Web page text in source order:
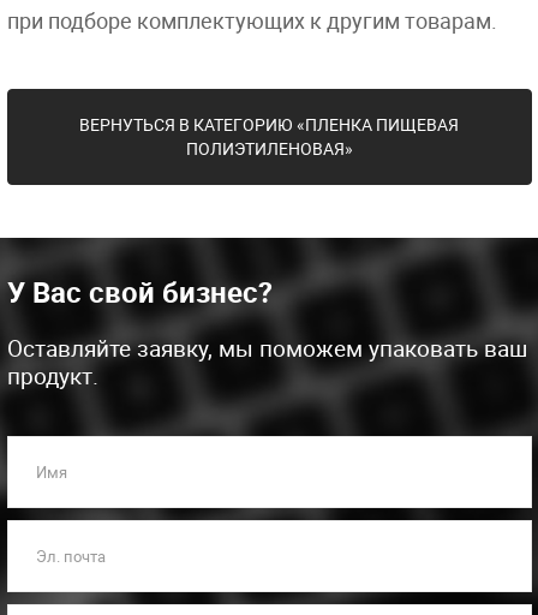
при подборе комплектующих к другим товарам.
ВЕРНУТЬСЯ В КАТЕГОРИЮ «ПЛЕНКА ПИЩЕВАЯ
ПОЛИЭТИЛЕНОВАЯ»
У Вас свой бизнес?
Оставляйте заявку, мы поможем упаковать ваш
продукт.
Имя
Эл. почта